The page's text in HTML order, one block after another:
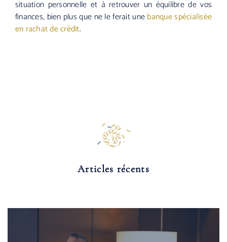
situation personnelle et à retrouver un équilibre de vos
finances, bien plus que ne le ferait unebanque spécialisée
en rachat de crédit.
Articles récents